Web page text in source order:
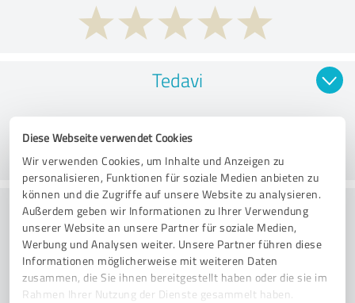
Diese Webseite verwendet Cookies
Wir verwenden Cookies, um Inhalte und Anzeigen zu
personalisieren, Funktionen für soziale Medien anbieten zu
können und die Zugriffe auf unsere Website zu analysieren.
Außerdem geben wir Informationen zu Ihrer Verwendung
unserer Website an unsere Partner für soziale Medien,
Werbung und Analysen weiter. Unsere Partner führen diese
Informationen möglicherweise mit weiteren Daten
zusammen, die Sie ihnen bereitgestellt haben oder die sie im
Rahmen Ihrer Nutzung der Dienste gesammelt haben.
Tedavi
Uygulama